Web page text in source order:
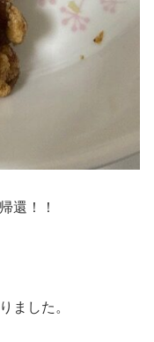
還！！
ました。